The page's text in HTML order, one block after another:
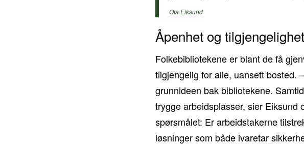
Ola Eiksund
Åpenhet og
Folkebibliotekene er blant de få
tilgjengelig for alle, uansett bosted.
grunnideen bak bibliotekene.
trygge arbeidsplasser, sier
spørsmålet: Er arbeidstakerne
løsninger som både ivaretar